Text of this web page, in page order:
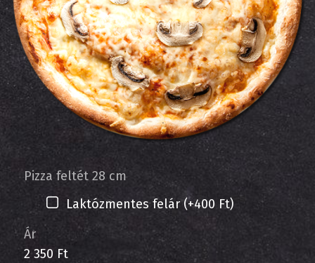
Pizza feltét 28 cm
Laktózmentes felár (+400 Ft)
Ár
2 350 Ft